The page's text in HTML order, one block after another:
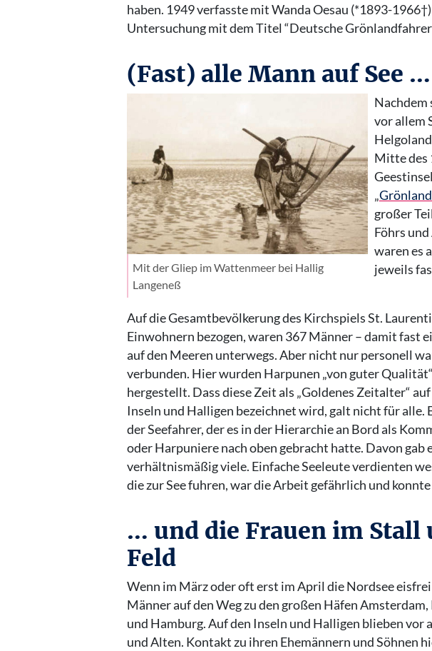
haben. 1949 verfasste mit Wanda Oesau (*1893-
Untersuchung mit dem Titel “Deutsche
(Fast) alle Mann auf See …
Mit der Gliep im Wattenmeer bei Hallig
Langeneß
Nachdem
vor allem
Mitte des
„
großer
Föhrs
waren es
jeweils
Auf die Gesamtbevölkerung des Kirchspiels St.
Einwohnern bezogen, waren 367 Männer – damit fast
auf den Meeren unterwegs. Aber nicht nur personell
verbunden. Hier wurden Harpunen „von guter
hergestellt. Dass diese Zeit als „Goldenes Zeitalter“
Inseln und Halligen bezeichnet wird, galt nicht für alle.
der Seefahrer, der es in der Hierarchie an Bord als
oder Harpuniere nach oben gebracht hatte. Davon gab
verhältnismäßig viele. Einfache Seeleute verdienten
die zur See fuhren, war die Arbeit gefährlich und
… und die Frauen im Stall
Feld
Wenn im März oder oft erst im April die Nordsee
Männer auf den Weg zu den großen Häfen
und Hamburg. Auf den Inseln und Halligen blieben vor
und Alten. Kontakt zu ihren Ehemännern und Söhnen